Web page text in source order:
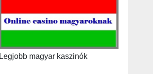
Legjobb magyar kaszinók